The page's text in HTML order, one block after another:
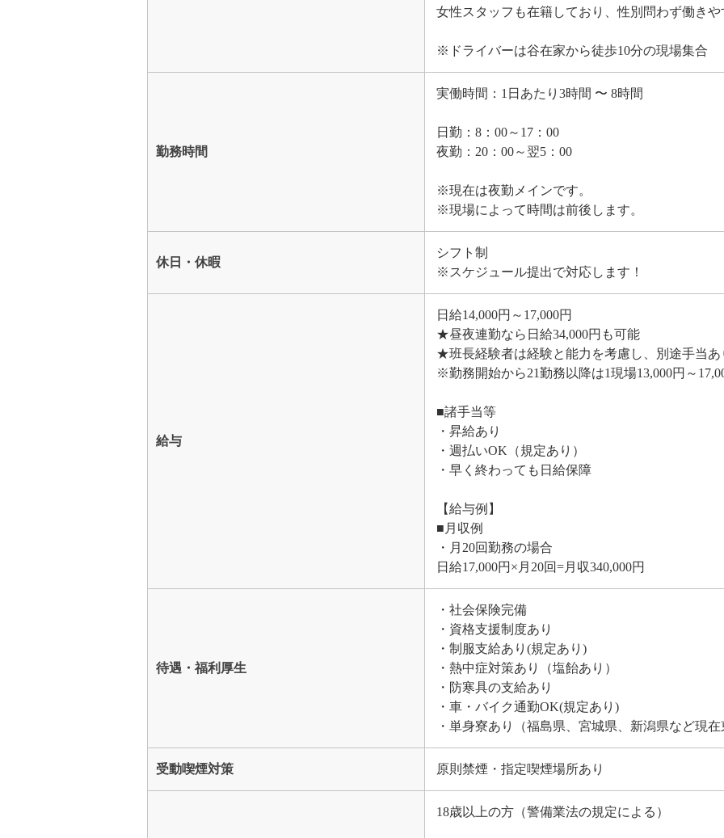
女性スタッフも在籍しており、性別問わず働き
※ドライバーは谷在家から徒歩10分の現場集合
勤務時間
実働時間：1日あたり3時間 〜 8時間
日勤：8：00～17：00
夜勤：20：00～翌5：00
※現在は夜勤メインです。
※現場によって時間は前後します。
休日・休暇
シフト制
※スケジュール提出で対応します！
給与
日給14,000円～17,000円
★昼夜連勤なら日給34,000円も可能
★班長経験者は経験と能力を考慮し、別途手当あ
※勤務開始から21勤務以降は1現場13,000円～
■諸手当等
・昇給あり
・週払いOK（規定あり）
・早く終わっても日給保障
【給与例】
■月収例
・月20回勤務の場合
日給17,000円×月20回=月収340,000円
待遇・福利厚生
・社会保険完備
・資格支援制度あり
・制服支給あり(規定あり)
・熱中症対策あり（塩飴あり）
・防寒具の支給あり
・車・バイク通勤OK(規定あり)
・単身寮あり（福島県、宮城県、新潟県など現
受動喫煙対策 原則禁煙・指定喫煙場所あり
18歳以上の方（警備業法の規定による）